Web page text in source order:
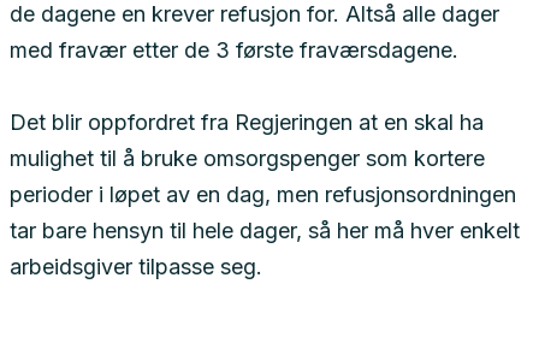
de dagene en krever refusjon for. Altså alle dager
med fravær etter de 3 første fraværsdagene.
Det blir oppfordret fra Regjeringen at en skal ha
mulighet til å bruke omsorgspenger som kortere
perioder i løpet av en dag, men refusjonsordningen
tar bare hensyn til hele dager, så her må hver enkelt
arbeidsgiver tilpasse seg.